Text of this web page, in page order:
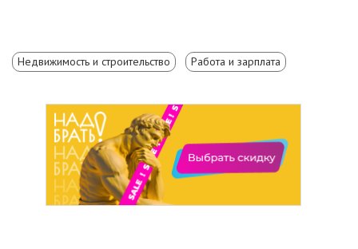
Недвижимость и строительство Работа и зарплата